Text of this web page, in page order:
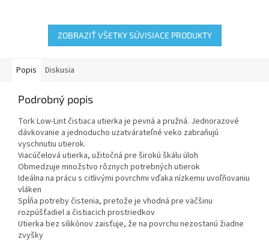
ZOBRAZIŤ VŠETKY SÚVISIACE PRODUKTY
Popis Diskusia
Podrobný popis
Tork Low-Lint čistiaca utierka je pevná a pružná. Jednorazové
dávkovanie a jednoducho uzatvárateľné veko zabraňujú
vyschnutiu utierok.
Viacúčelová utierka, užitočná pre širokú škálu úloh
Obmedzuje množstvo rôznych potrebných utierok
Ideálna na prácu s citlivými povrchmi vďaka nízkemu uvoľňovaniu
vláken
Spĺňa potreby čistenia, pretože je vhodná pre väčšinu
rozpúšťadiel a čistiacich prostriedkov
Utierka bez silikónov zaisťuje, že na povrchu nezostanú žiadne
zvyšky